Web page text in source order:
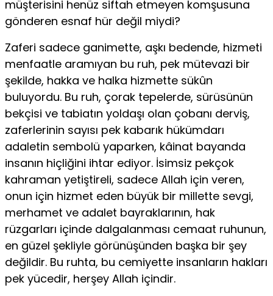
müşterisini henüz siftah etmeyen komşusuna
gönderen esnaf hür değil miydi?
Zaferi sadece ganimette, aşkı bedende, hizmeti
menfaatle aramıyan bu ruh, pek mütevazi bir
şekilde, hakka ve halka hizmette sükûn
buluyordu. Bu ruh, çorak tepelerde, sürüsünün
bekçisi ve tabiatın yoldaşı olan çobanı derviş,
zaferlerinin sayısı pek kabarık hükümdarı
adaletin sembolü yaparken, kâinat bayanda
insanın hiçliğini ihtar ediyor. İsimsiz pekçok
kahraman yetiştireli, sadece Allah için veren,
onun için hizmet eden büyük bir millette sevgi,
merhamet ve adalet bayraklarının, hak
rüzgarları içinde dalgalanması cemaat ruhunun,
en güzel şekliyle görünüşünden başka bir şey
değildir. Bu ruhta, bu cemiyette insanların hakları
pek yücedir, herşey Allah içindir.